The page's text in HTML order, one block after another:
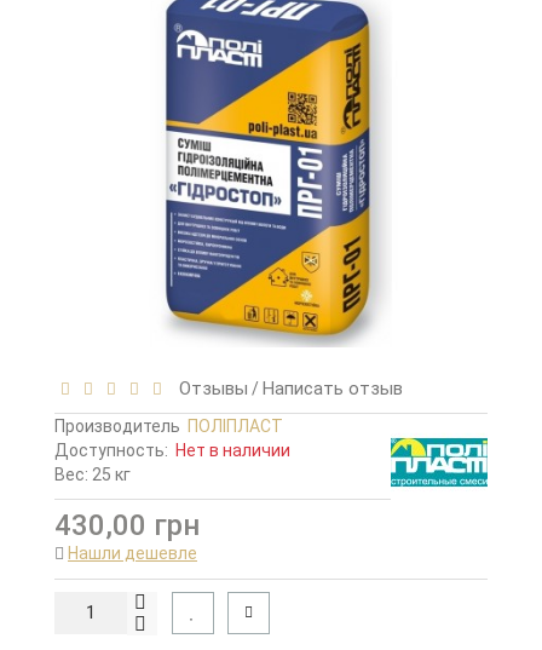
Отзывы /Написать отзыв
Производитель ПОЛІПЛАСТ
Доступность: Нет в наличии
Вес: 25 кг
430,00 грн
Нашли дешевле